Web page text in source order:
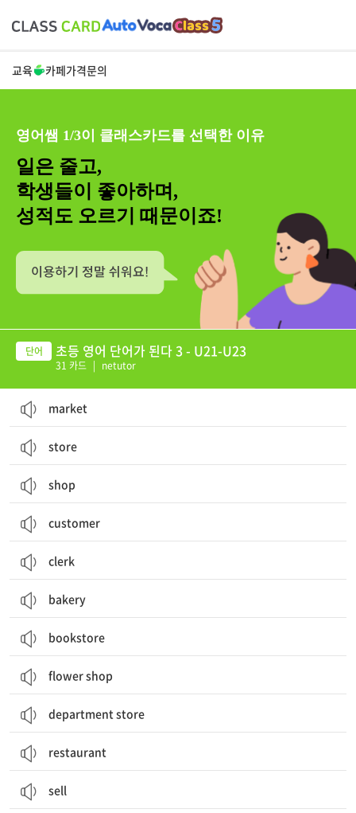
교육 카페가격문의
영어쌤 1/3이 클래스카드를 선택한 이유
일은 줄고,
학생들이 좋아하며,
성적도 오르기 때문이죠!
초등 영어 단어가 된다 3 - U21-U23
31 카드 | netutor
market
store
shop
customer
clerk
bakery
bookstore
flower shop
department store
restaurant
sell